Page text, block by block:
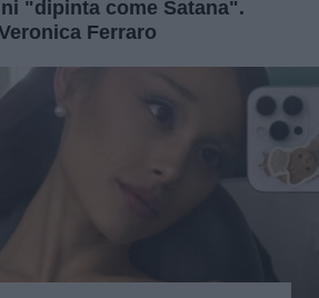
"dipinta come Satana".
Ferraro